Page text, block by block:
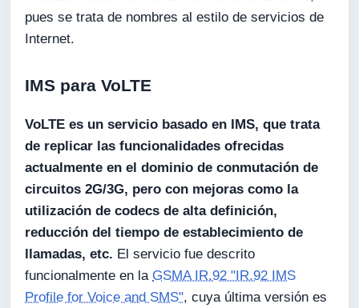
pues se trata de nombres al estilo de servicios de
Internet.
IMS para VoLTE
VoLTE es un servicio basado en IMS, que trata
de replicar las funcionalidades ofrecidas
actualmente en el dominio de conmutación de
circuitos 2G/3G, pero con mejoras como la
utilización de codecs de alta definición,
reducción del tiempo de establecimiento de
llamadas, etc. El servicio fue descrito
funcionalmente en la GSMA IR.92 "IR.92 IMS
Profile for Voice and SMS", cuya última versión es